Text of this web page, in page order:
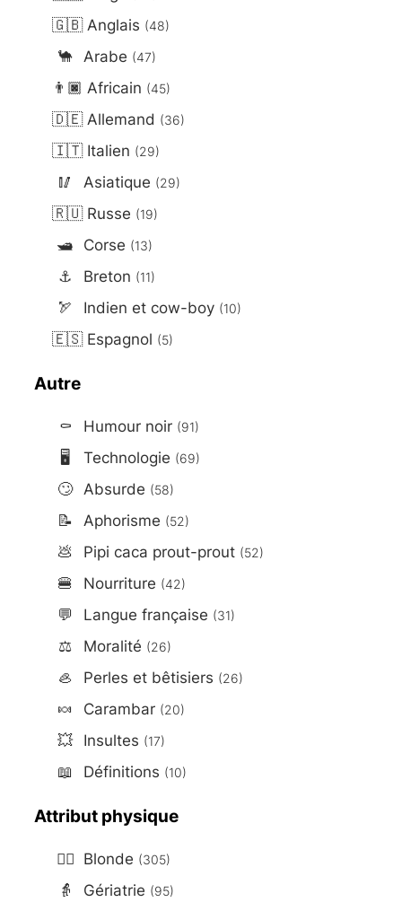
🇬🇧Anglais (48)
🐪 Arabe (47)
👨🏿 Africain (45)
🇩🇪Allemand (36)
🇮🇹Italien (29)
🥢 Asiatique (29)
🇷🇺Russe (19)
🛥️ Corse (13)
⚓ Breton (11)
🏹 Indien et cow-boy (10)
🇪🇸Espagnol (5)
Autre
⚰️ Humour noir (91)
🖥️ Technologie (69)
🙄 Absurde (58)
📝 Aphorisme (52)
💩 Pipi caca prout-prout (52)
🍔 Nourriture (42)
💬 Langue française (31)
⚖️ Moralité (26)
🦪 Perles et bêtisiers (26)
🍬 Carambar (20)
💥 Insultes (17)
📖 Définitions (10)
Attribut physique
👱‍♀️ Blonde (305)
👵 Gériatrie (95)